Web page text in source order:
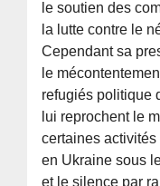
le soutien des
la lutte contre le
Cependant sa
le
refugiés politique
lui reprochent le
certaines
en Ukraine sous
et le silence par